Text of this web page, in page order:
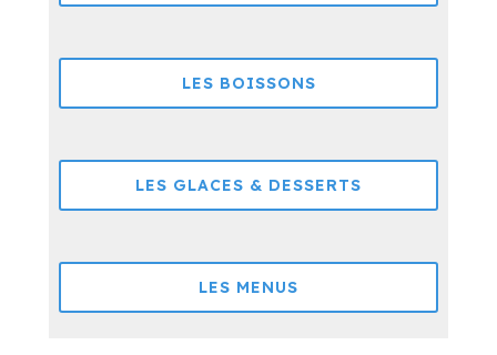
LES BOISSONS
LES GLACES & DESSERTS
LES MENUS